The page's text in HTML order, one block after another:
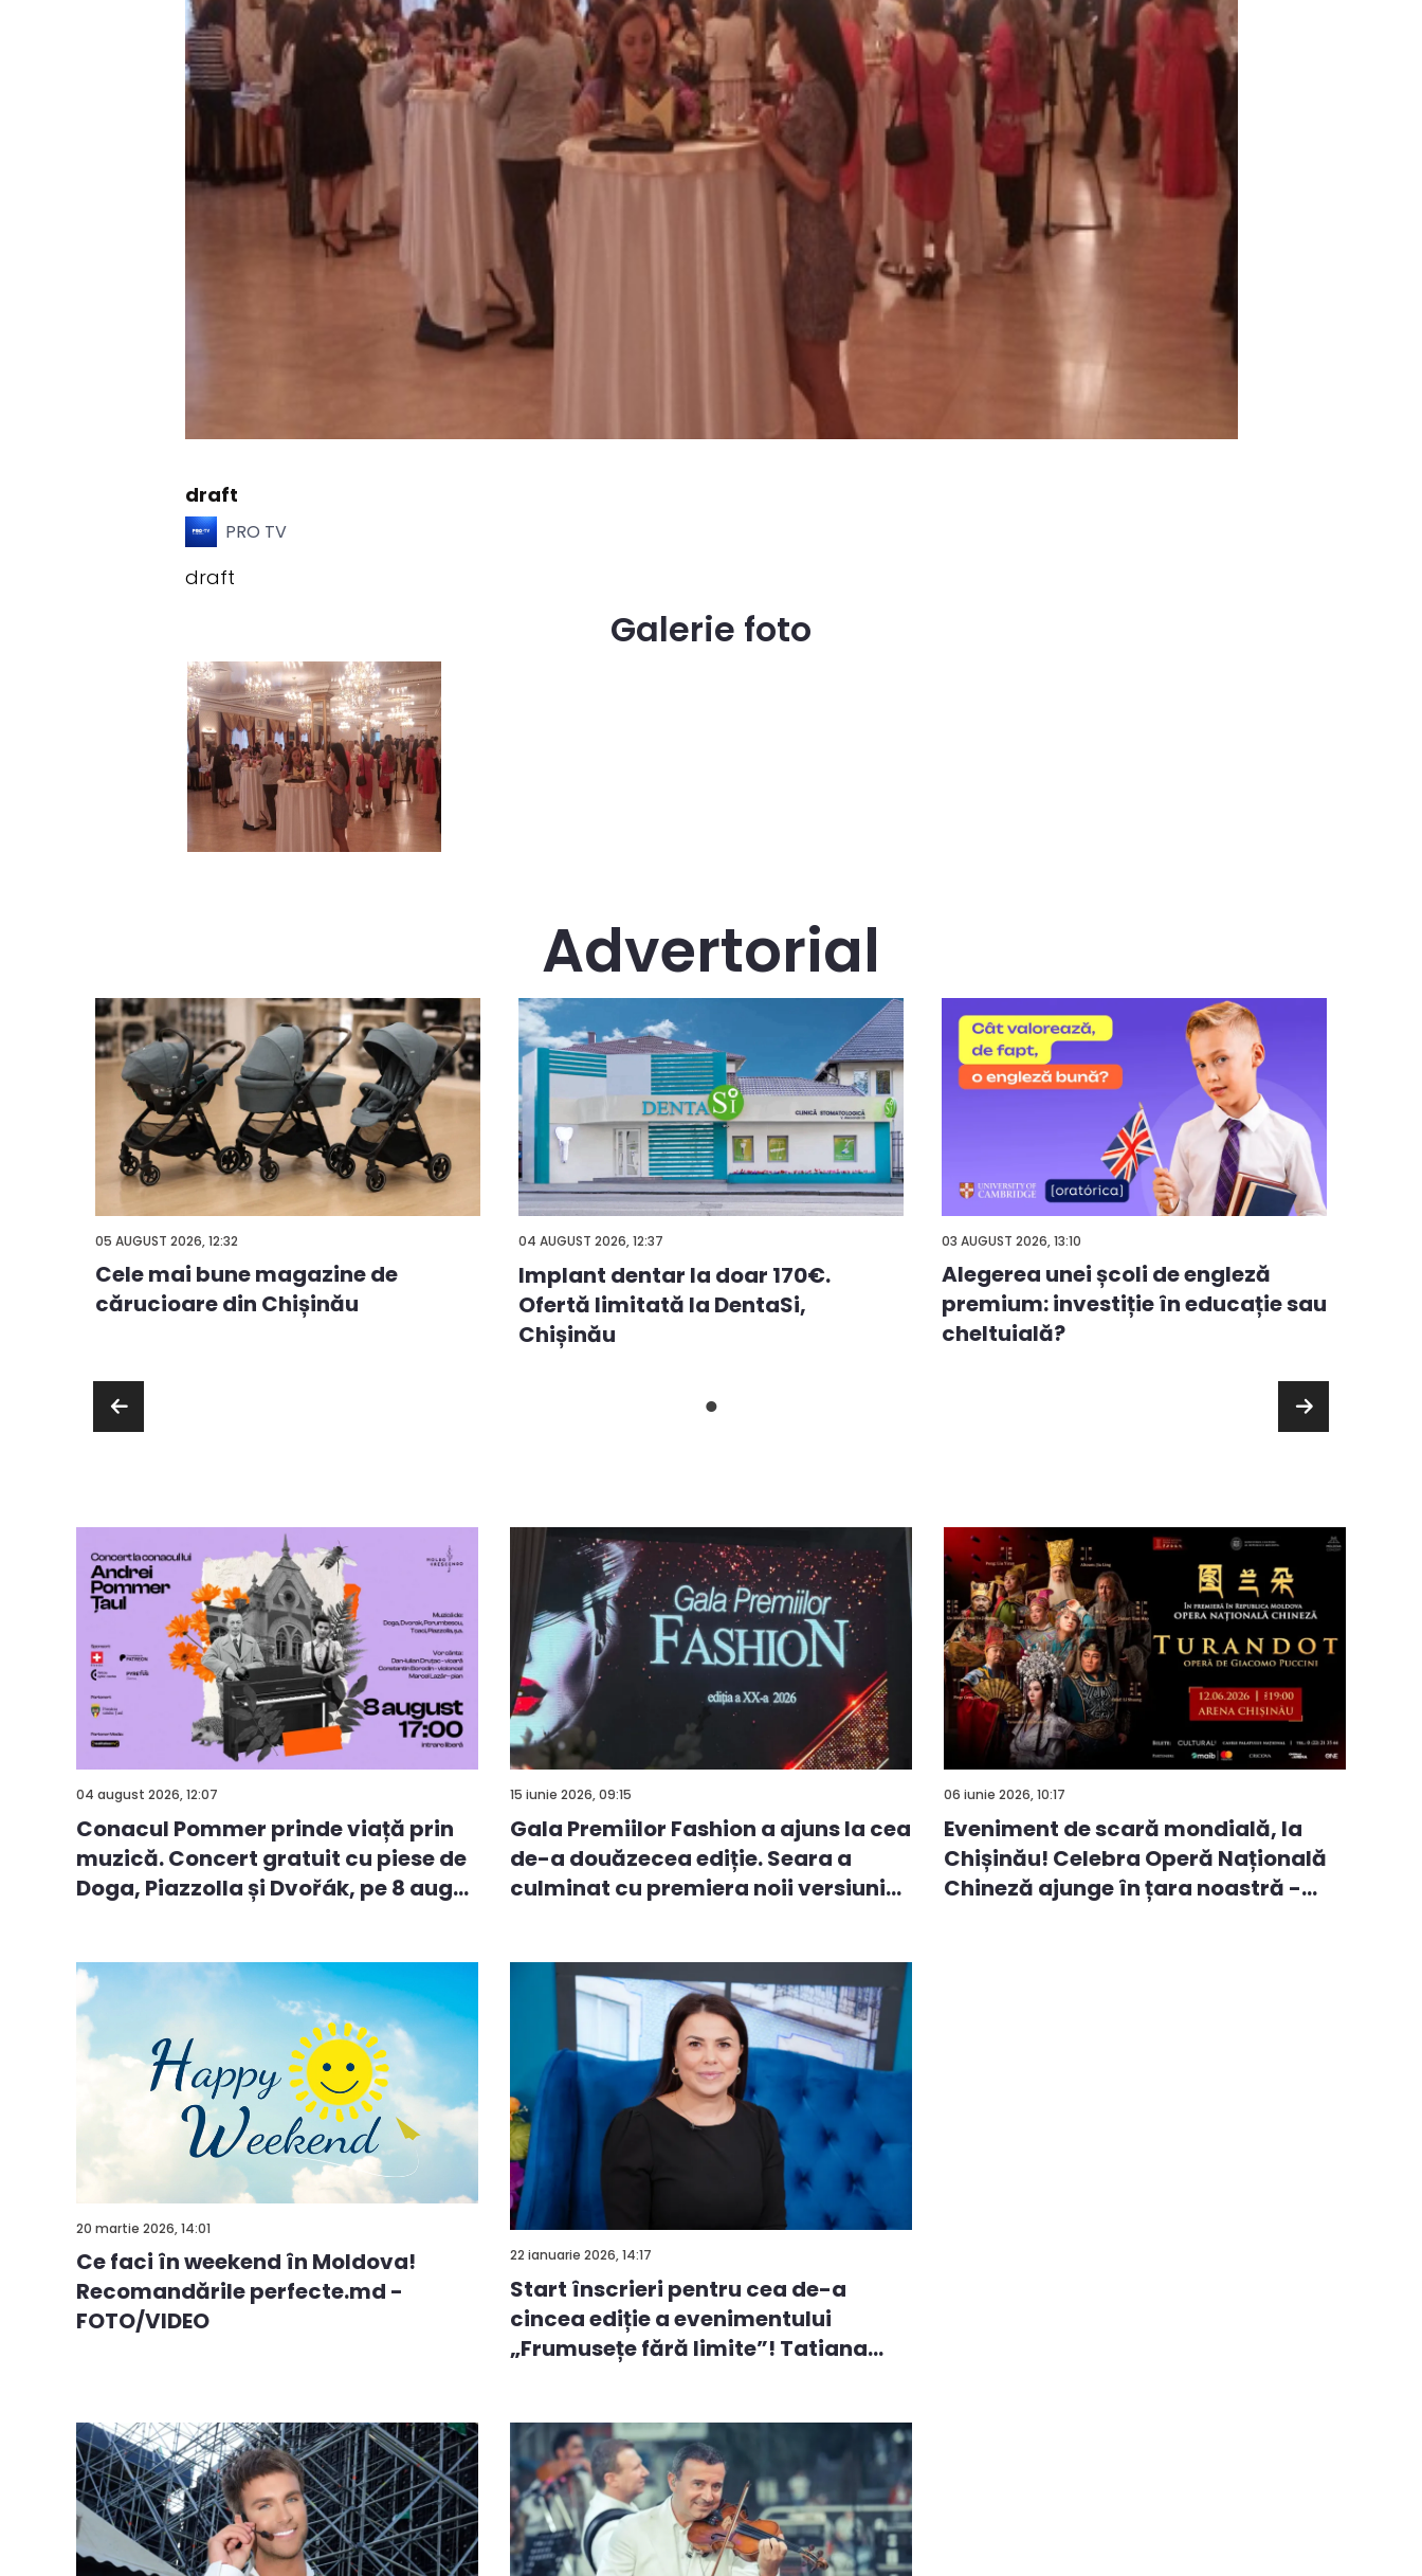
draft
PRO TV
draft
Galerie foto
Advertorial
05 AUGUST 2026, 12:32
Cele mai bune magazine de
cărucioare din Chișinău
04 AUGUST 2026, 12:37
Implant dentar la doar 170€.
Ofertă limitată la DentaSi,
Chișinău
03 AUGUST 2026, 13:10
Alegerea unei școli de engleză
premium: investiție în educație sau
cheltuială?
04 august 2026, 12:07
Conacul Pommer prinde viață prin
muzică. Concert gratuit cu piese de
Doga, Piazzolla și Dvořák, pe 8 aug...
15 iunie 2026, 09:15
Gala Premiilor Fashion a ajuns la cea
de-a douăzecea ediție. Seara a
culminat cu premiera noii versiuni
06 iunie 2026, 10:17
Eveniment de scară mondială, la
Chișinău! Celebra Operă Națională
Chineză ajunge în țara noastră -
20 martie 2026, 14:01
Ce faci în weekend în Moldova!
Recomandările perfecte.md -
FOTO/VIDEO
22 ianuarie 2026, 14:17
Start înscrieri pentru cea de-a
cincea ediție a evenimentului
„Frumusețe fără limite”! Tatiana